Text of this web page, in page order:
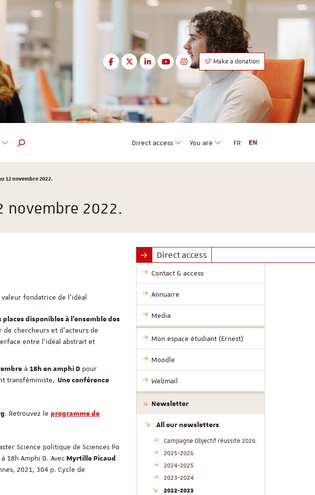
Facebook
TwitterLinkedInYoutubeInstagram
Make a donation
Search engine
Direct access You are FR EN
Facebook
TwitterLinkedInYoutubeInstagram
12 novembre 2022.
novembre 2022.
valeur fondatrice de l'idéal
disponibles à l’ensemble des
chercheurs et d’acteurs de
entre l’idéal abstrait et
à 18h en amphi D pour
transféministe. Une conférence
. Retrouvez le programme de
Science politique de Sciences Po
à 18h Amphi D. Avec Myrtille Picaud
2021, 304 p. Cycle de
Direct access
Contact & access
Annuaire
Media
Mon espace étudiant (Ernest)
Moodle
Webmail
Newsletter
All our newsletters
Campagne Objectif réussite 2026.
2025-2026
2024-2025
2023-2024
2022-2023